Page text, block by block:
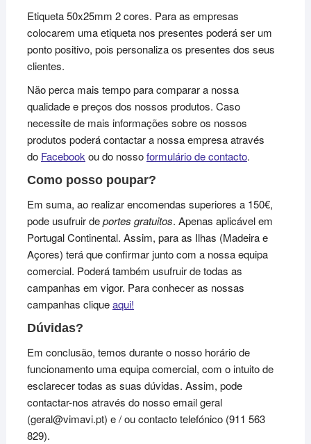
Etiqueta 50x25mm 2 cores. Para as empresas
colocarem uma etiqueta nos presentes poderá ser um
ponto positivo, pois personaliza os presentes dos seus
clientes.
Não perca mais tempo para comparar a nossa
qualidade e preços dos nossos produtos. Caso
necessite de mais informações sobre os nossos
produtos poderá contactar a nossa empresa através
do Facebookou do nossoformulário de contacto.
Como posso poupar?
Em suma, ao realizar encomendas superiores a 150€,
pode usufruir deportes gratuitos. Apenas aplicável em
Portugal Continental. Assim, para as Ilhas (Madeira e
Açores) terá que confirmar junto com a nossa equipa
comercial. Poderá também usufruir de todas as
campanhas em vigor. Para conhecer as nossas
campanhas cliqueaqui!
Dúvidas?
Em conclusão, temos durante o nosso horário de
funcionamento uma equipa comercial, com o intuito de
esclarecer todas as suas dúvidas. Assim, pode
contactar-nos através do nosso email geral
(geral@vimavi.pt) e / ou contacto telefónico (911 563
829).